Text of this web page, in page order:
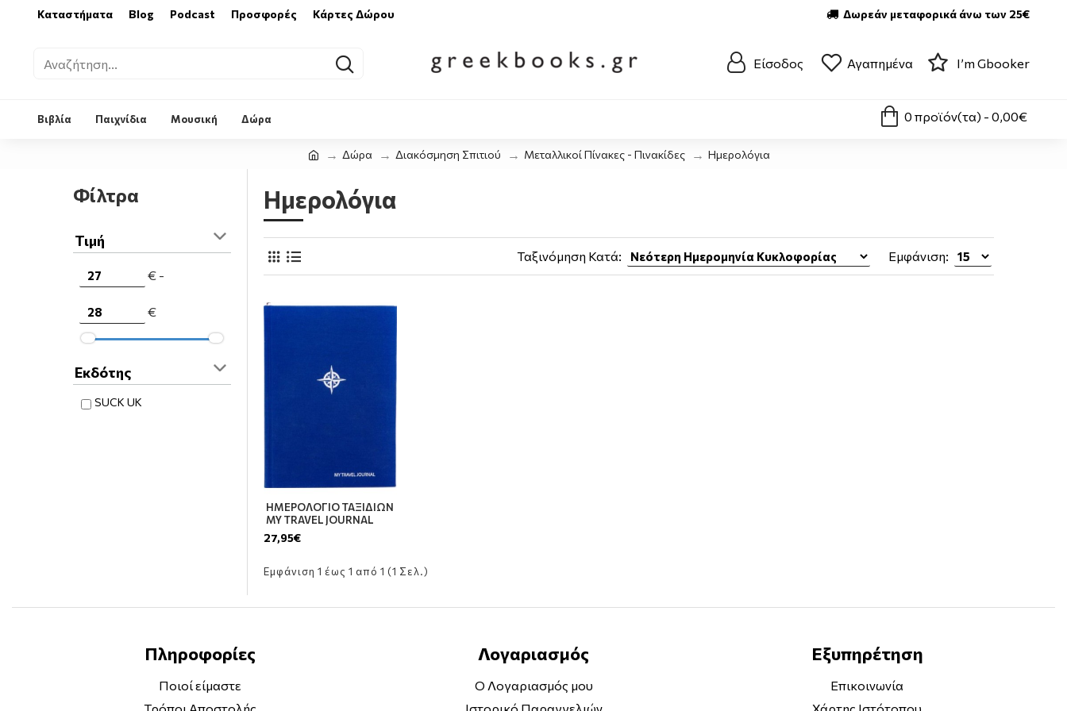
Καταστήματα Blog Podcast Προσφορές Κάρτες Δώρου Δωρεάν μεταφορικά άνω των 25€
Είσοδος Αγαπημένα I’m Gbooker
Βιβλία Παιχνίδια Μουσική Δώρα 0 προϊόν(τα) - 0,00€
Δώρα Διακόσμηση Σπιτιού Μεταλλικοί Πίνακες - Πινακίδες Ημερολόγια
Φίλτρα
Τιμή
€ -
€
Εκδότης
SUCK UK
Ημερολόγια
Ταξινόμηση Κατά: Εμφάνιση:
ΗΜΕΡΟΛΟΓΙΟ ΤΑΞΙΔΙΩΝ
MY TRAVEL JOURNAL
27,95€
Εμφάνιση 1 έως 1 από 1 (1 Σελ.)
Πληροφορίες
Ποιοί είμαστε
Λογαριασμός
Ο Λογαριασμός μου
Εξυπηρέτηση
Επικοινωνία